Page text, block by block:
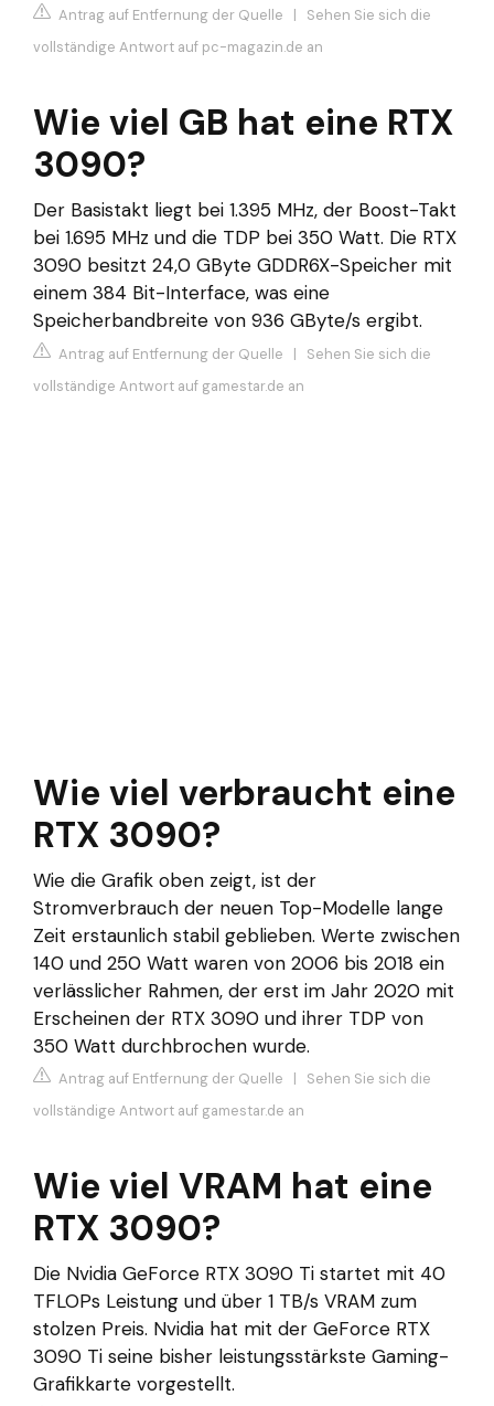
Antrag auf Entfernung der Quelle | Sehen Sie sich die
vollständige Antwort auf pc-magazin.de an
Wie viel GB hat eine RTX
3090?
Der Basistakt liegt bei 1.395 MHz, der Boost-Takt
bei 1.695 MHz und die TDP bei 350 Watt. Die RTX
3090 besitzt 24,0 GByte GDDR6X-Speicher mit
einem 384 Bit-Interface, was eine
Speicherbandbreite von 936 GByte/s ergibt.
Antrag auf Entfernung der Quelle | Sehen Sie sich die
vollständige Antwort auf gamestar.de an
Wie viel verbraucht eine
RTX 3090?
Wie die Grafik oben zeigt, ist der
Stromverbrauch der neuen Top-Modelle lange
Zeit erstaunlich stabil geblieben. Werte zwischen
140 und 250 Watt waren von 2006 bis 2018 ein
verlässlicher Rahmen, der erst im Jahr 2020 mit
Erscheinen der RTX 3090 und ihrer TDP von
350 Watt durchbrochen wurde.
Antrag auf Entfernung der Quelle | Sehen Sie sich die
vollständige Antwort auf gamestar.de an
Wie viel VRAM hat eine
RTX 3090?
Die Nvidia GeForce RTX 3090 Ti startet mit 40
TFLOPs Leistung und über 1 TB/s VRAM zum
stolzen Preis. Nvidia hat mit der GeForce RTX
3090 Ti seine bisher leistungsstärkste Gaming-
Grafikkarte vorgestellt.